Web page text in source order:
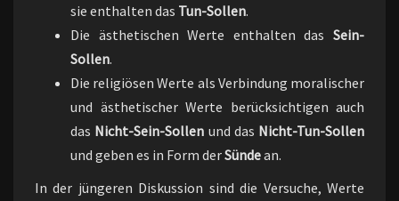
sie enthalten das Tun-Sollen.
Die ästhetischen Werte enthalten das Sein-
Sollen.
Die religiösen Werte als Verbindung moralischer
und ästhetischer Werte berücksichtigen auch
das Nicht-Sein-Sollen und das Nicht-Tun-Sollen
und geben es in Form derSündean.
In der jüngeren Diskussion sind die Versuche, Werte